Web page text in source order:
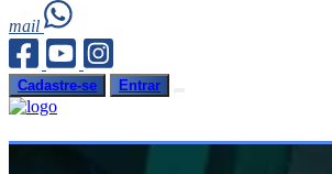
mail
Cadastre-se Entrar